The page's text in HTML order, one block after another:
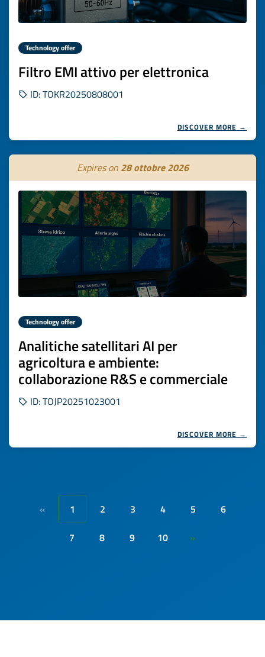
Technology offer
Filtro EMI attivo per elettronica
ID: TOKR20250808001
DISCOVER MORE →
Expires on 28 ottobre 2026
Technology offer
Analitiche satellitari AI per
agricoltura e ambiente:
collaborazione R&S e commerciale
ID: TOJP20251023001
DISCOVER MORE →
« 1 2 3 4 5
6
7
8 9 10 »